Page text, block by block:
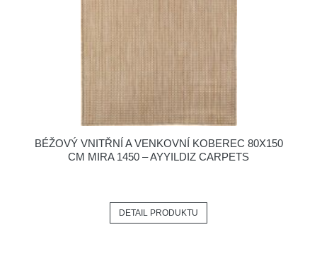
BÉŽOVÝ VNITŘNÍ A VENKOVNÍ KOBEREC 80X150
CM MIRA 1450 – AYYILDIZ CARPETS
DETAIL PRODUKTU